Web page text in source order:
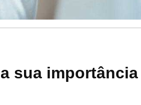
sua importância